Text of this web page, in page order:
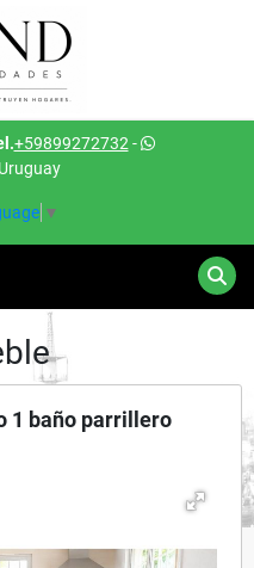
+59899272732 -
▼
1 baño parrillero